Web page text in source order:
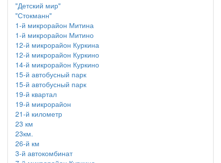
"Детский мир"
"Стокманн"
1-й микрорайон Митина
1-й микрорайон Митино
12-й микрорайон Куркина
12-й микрорайон Куркино
14-й микрорайон Куркино
15-й автобусный парк
15-й автобусный парк
19-й квартал
19-й микрорайон
21-й километр
23 км
23км.
26-й км
3-й автокомбинат